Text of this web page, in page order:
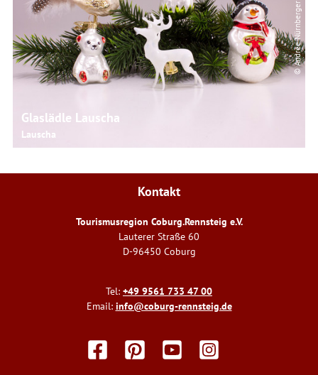
Glaslädle Lauscha
Lauscha
© Andree Nürnberger
Kontakt
Tourismusregion Coburg.Rennsteig e.V.
Lauterer Straße 60
D-96450 Coburg
Tel: +49 9561 733 47 00
Email: info@coburg-rennsteig.de
F
a
P
i
Y
o
I
n